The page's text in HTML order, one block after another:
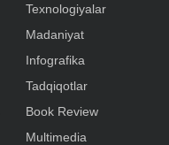
Texnologiyalar
Madaniyat
Infografika
Tadqiqotlar
Book Review
Multimedia